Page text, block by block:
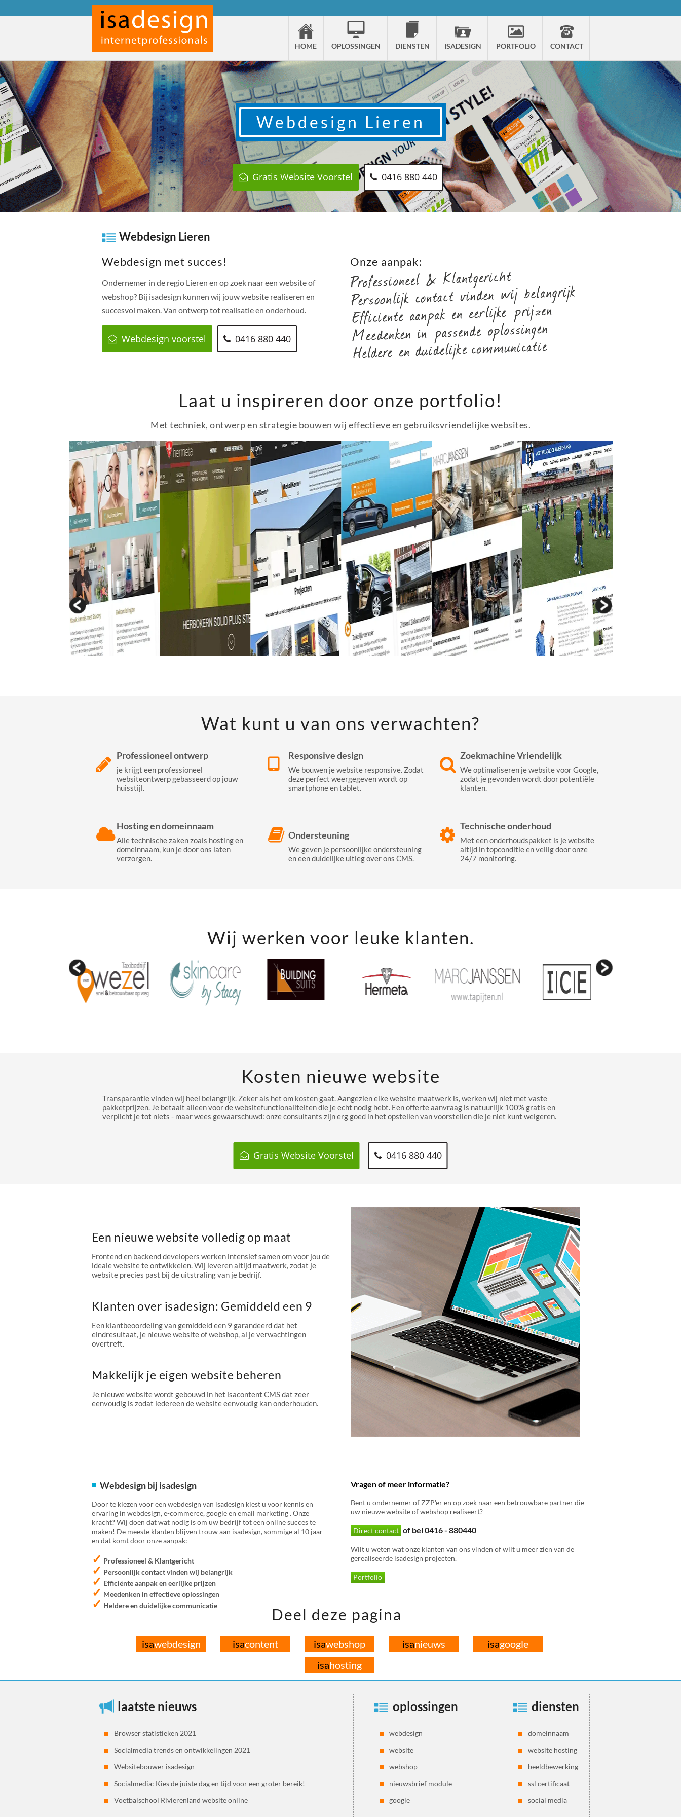
HOME OPLOSSINGEN DIENSTEN ISADESIGN PORTFOLIO CONTACT
Webdesign Lieren
Gratis Website Voorstel 0416 880 440
Webdesign Lieren
Webdesign met succes!
Ondernemer in de regio Lieren en op zoek naar een website of
webshop? Bij isadesign kunnen wij jouw website realiseren en
succesvol maken. Van ontwerp tot realisatie en onderhoud.
Webdesign voorstel 0416 880 440
Onze aanpak:
Laat u inspireren door onze portfolio!
Met techniek, ontwerp en strategie bouwen wij effectieve en gebruiksvriendelijke websites.
Wat kunt u van ons verwachten?
Professioneel ontwerp
je krijgt een professioneel
websiteontwerp gebasseerd op jouw
huisstijl.
Responsive design
We bouwen je website responsive. Zodat
deze perfect weergegeven wordt op
smartphone en tablet.
Zoekmachine Vriendelijk
We optimaliseren je website voor Google,
zodat je gevonden wordt door potentiële
klanten.
Hosting en domeinnaam
Alle technische zaken zoals hosting en
domeinnaam, kun je door ons laten
verzorgen.
Ondersteuning
We geven je persoonlijke ondersteuning
en een duidelijke uitleg over ons CMS.
Technische onderhoud
Met een onderhoudspakket is je website
altijd in topconditie en veilig door onze
24/7 monitoring.
Wij werken voor leuke klanten.
Kosten nieuwe website
Transparantie vinden wij heel belangrijk. Zeker als het om kosten gaat. Aangezien elke website maatwerk is, werken wij niet met vaste
pakketprijzen. Je betaalt alleen voor de websitefunctionaliteiten die je echt nodig hebt. Een offerte aanvraag is natuurlijk 100% gratis en
verplicht je tot niets - maar wees gewaarschuwd: onze consultants zijn erg goed in het opstellen van voorstellen die je niet kunt weigeren.
Gratis Website Voorstel 0416 880 440
Een nieuwe website volledig op maat
Frontend en backend developers werken intensief samen om voor jou de
ideale website te ontwikkelen. Wij leveren altijd maatwerk, zodat je
website precies past bij de uitstraling van je bedrijf.
Klanten over isadesign: Gemiddeld een 9
Een klantbeoordeling van gemiddeld een 9 garandeerd dat het
eindresultaat, je nieuwe website of webshop, al je verwachtingen
overtreft.
Makkelijk je eigen website beheren
Je nieuwe website wordt gebouwd in het isacontent CMS dat zeer
eenvoudig is zodat iedereen de website eenvoudig kan onderhouden.
Webdesign bij isadesign
Door te kiezen voor een webdesign van isadesign kiest u voor kennis en
ervaring in webdesign, e-commerce, google en email marketing . Onze
kracht? Wij doen dat wat nodig is om uw bedrijf tot een online succes te
maken! De meeste klanten blijven trouw aan isadesign, sommige al 10 jaar
en dat komt door onze aanpak:
✓ Professioneel & Klantgericht
✓ Persoonlijk contact vinden wij belangrijk
✓ Efficiënte aanpak en eerlijke prijzen
✓ Meedenken in effectieve oplossingen
✓ Heldere en duidelijke communicatie
Vragen of meer informatie?
Bent u ondernemer of ZZP'er en op zoek naar een betrouwbare partner die
uw nieuwe website of webshop realiseert?
Direct contact of bel 0416 - 880440
Wilt u weten wat onze klanten van ons vinden of wilt u meer zien van de
gerealiseerde isadesign projecten.
Portfolio
Deel deze pagina
isawebdesign isacontent isawebshop isanieuws isagoogle
isahosting
laatste nieuws
Browser statistieken 2021
Socialmedia trends en ontwikkelingen 2021
Websitebouwer isadesign
Socialmedia: Kies de juiste dag en tijd voor een groter bereik!
Voetbalschool Rivierenland website online
oplossingen
webdesign
website
webshop
nieuwsbrief module
google
diensten
domeinnaam
website hosting
beeldbewerking
ssl certificaat
social media